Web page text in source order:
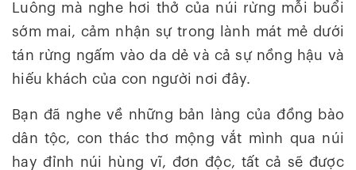
Luông mà nghe hơi thở của núi rừng mỗi buổi
sớm mai, cảm nhận sự trong lành mát mẻ dưới
tán rừng ngấm vào da dẻ và cả sự nồng hậu và
hiếu khách của con người nơi đây.
Bạn đã nghe về những bản làng của đồng bào
dân tộc, con thác thơ mộng vắt mình qua núi
hay đỉnh núi hùng vĩ, đơn độc, tất cả sẽ được